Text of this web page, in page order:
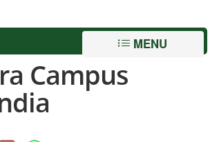
MENU
Campus